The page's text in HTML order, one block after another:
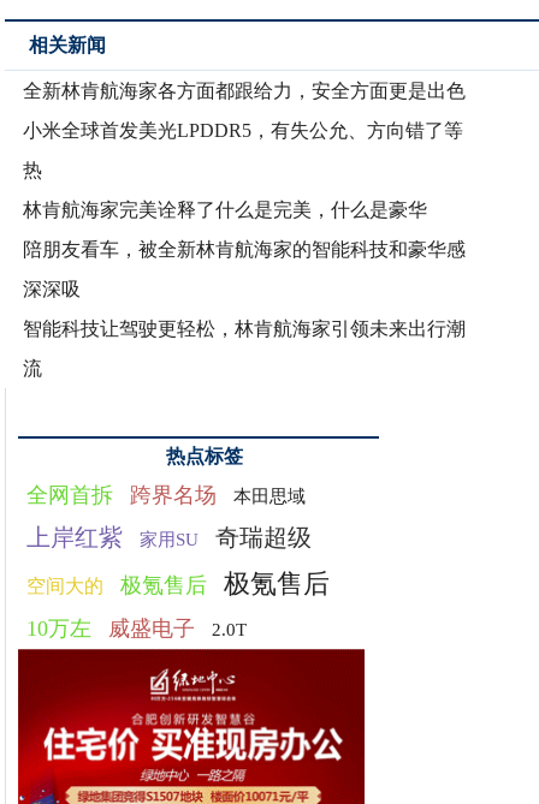
相关新闻
全新林肯航海家各方面都跟给力，安全方面更是出色
小米全球首发美光LPDDR5，有失公允、方向错了等
热
林肯航海家完美诠释了什么是完美，什么是豪华
陪朋友看车，被全新林肯航海家的智能科技和豪华感
深深吸
智能科技让驾驶更轻松，林肯航海家引领未来出行潮
流
热点标签
全网首拆 跨界名场 本田思域
上岸红紫 家用SU 奇瑞超级
空间大的 极氪售后 极氪售后
10万左 威盛电子 2.0T